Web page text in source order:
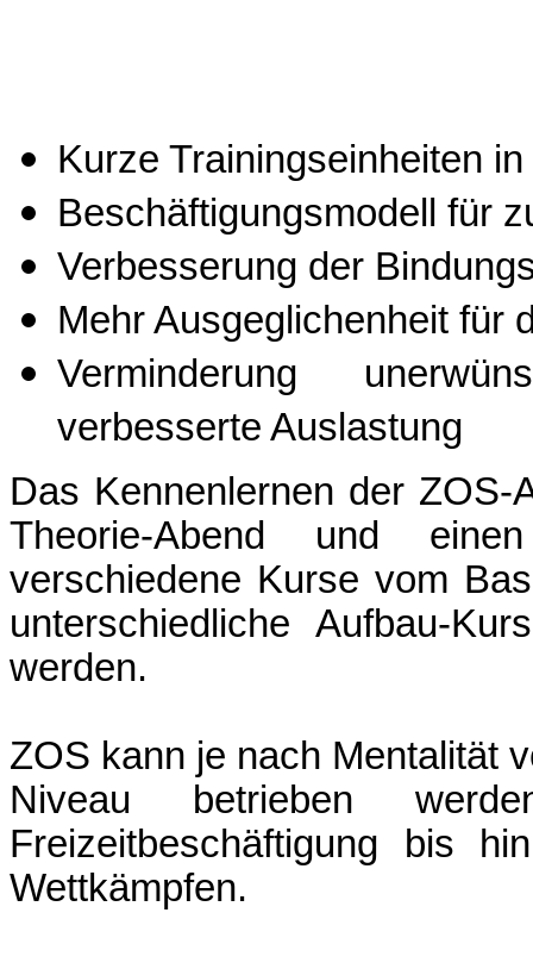
Kurze Trainingseinheiten
Beschäftigungsmodell für
Verbesserung der
Mehr Ausgeglichenheit für
Verminderung
verbesserte Auslastung
Das Kennenlernen der
Theorie-Abend und
verschiedene Kurse vom
unterschiedliche Aufbau-
werden.
ZOS kann je nach Mentalität
Niveau betrieben
Freizeitbeschäftigung bis
Wettkämpfen.